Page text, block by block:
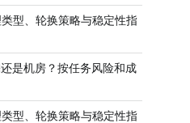
型、轮换策略与稳定性指
是机房？按任务风险和成
型、轮换策略与稳定性指